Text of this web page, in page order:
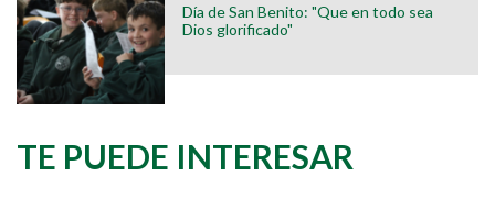
Día de San Benito: "Que en todo sea
Dios glorificado"
TE PUEDE INTERESAR